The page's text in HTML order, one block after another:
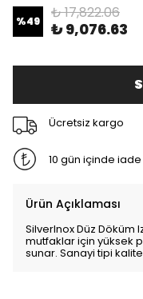
%49 ₺ 17,822.06
₺ 9,076.63
Ücretsiz kargo
10 gün içinde
Ürün Açıklaması
SilverInox Düz Döküm
mutfaklar için yüksek
sunar. Sanayi tipi